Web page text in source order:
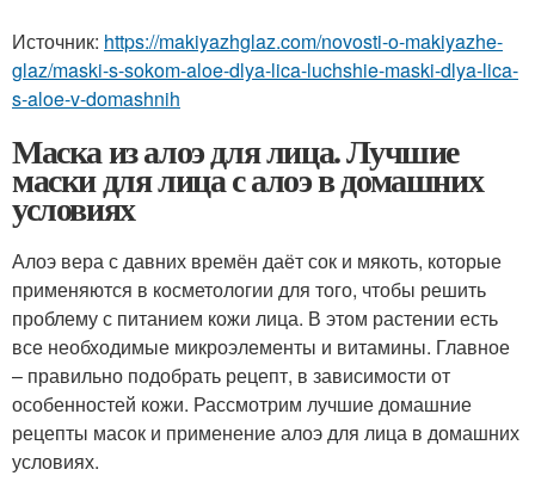
Источник: https://makiyazhglaz.com/novosti-o-makiyazhe-
glaz/maski-s-sokom-aloe-dlya-lica-luchshie-maski-dlya-lica-
s-aloe-v-domashnih
Маска из алоэ для лица. Лучшие
маски для лица с алоэ в домашних
условиях
Алоэ вера с давних времён даёт сок и мякоть, которые
применяются в косметологии для того, чтобы решить
проблему с питанием кожи лица. В этом растении есть
все необходимые микроэлементы и витамины. Главное
– правильно подобрать рецепт, в зависимости от
особенностей кожи. Рассмотрим лучшие домашние
рецепты масок и применение алоэ для лица в домашних
условиях.